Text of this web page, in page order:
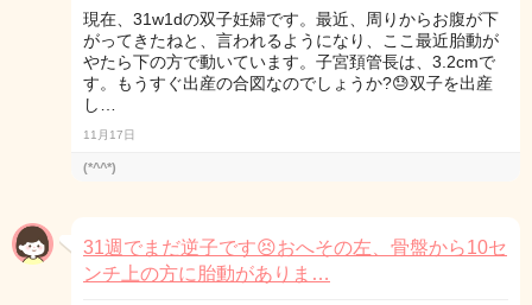
現在、31w1dの双子妊婦です。最近、周りからお腹が下
がってきたねと、言われるようになり、ここ最近胎動が
やたら下の方で動いています。子宮頚管長は、3.2cmで
す。もうすぐ出産の合図なのでしょうか?😓双子を出産
し…
11月17日
(*^^*)
31週でまだ逆子です😣おへその左、骨盤から10セ
ンチ上の方に胎動がありま…